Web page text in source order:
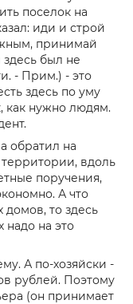
поселок на
иди и строй
принимай
был не
- Прим.) - это
здесь по уму
как нужно людям.
обратил на
вдоль
поручения,
А что
домов, то здесь
на это
А по-хозяйски -
рублей. Поэтому
(он принимает